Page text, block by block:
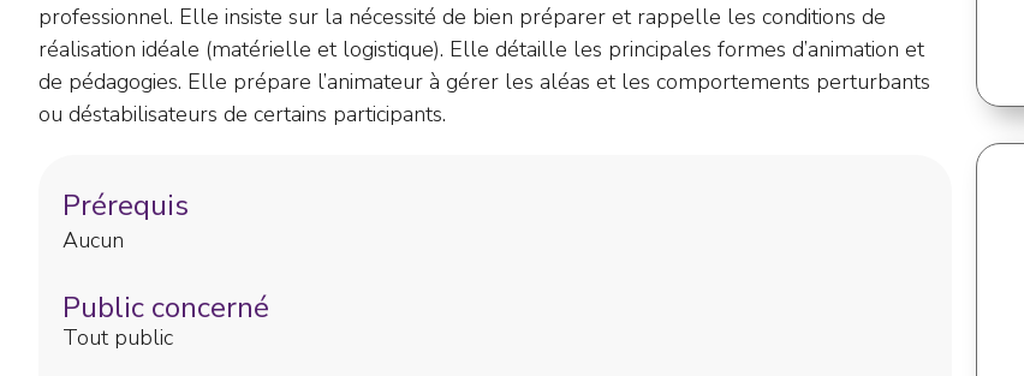
professionnel. Elle insiste sur la nécessité de bien préparer et rappelle les conditions de
réalisation idéale (matérielle et logistique). Elle détaille les principales formes d’animation et
de pédagogies. Elle prépare l’animateur à gérer les aléas et les comportements perturbants
ou déstabilisateurs de certains participants.
Prérequis
Aucun
Public concerné
Tout public